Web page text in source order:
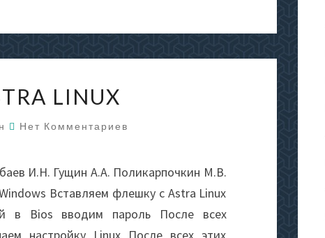
LINUX
Комментарии
Нет Комментариев
И.Н. Гущин А.А. Поликарпочкин М.В.
Вставляем флешку с Astra Linux
в Bios вводим пароль После всех